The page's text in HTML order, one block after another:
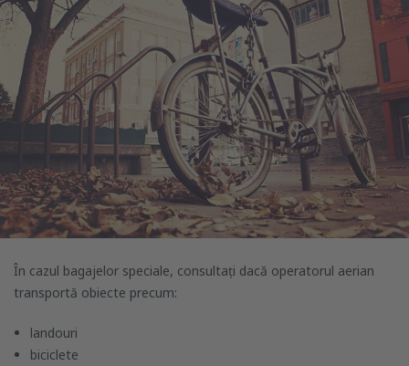
În cazul bagajelor speciale, consultați dacă operatorul aerian
transportă obiecte precum:
landouri
biciclete